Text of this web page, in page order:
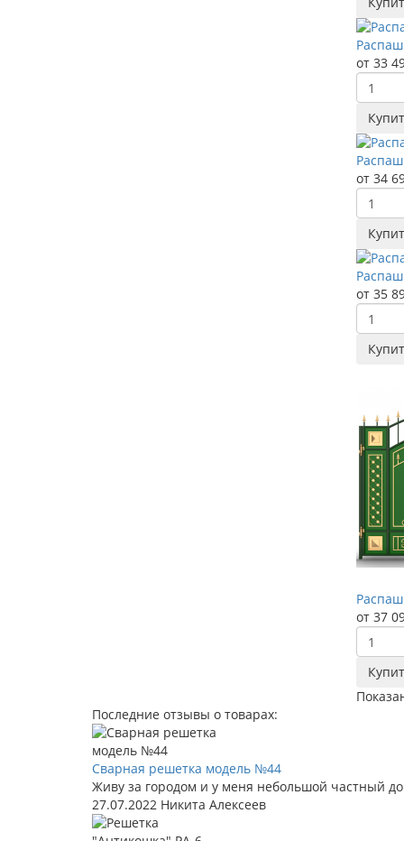
от 33
от 34
от 35
от 37
Последние отзывы о товарах:
Сварная решетка модель №44
Живу за городом и у меня небольшой частный
27.07.2022 Никита Алексеев